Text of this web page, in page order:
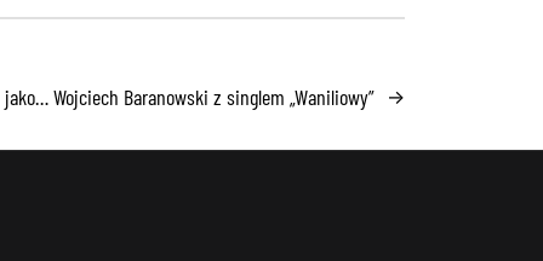
jako… Wojciech Baranowski z singlem „Waniliowy” →